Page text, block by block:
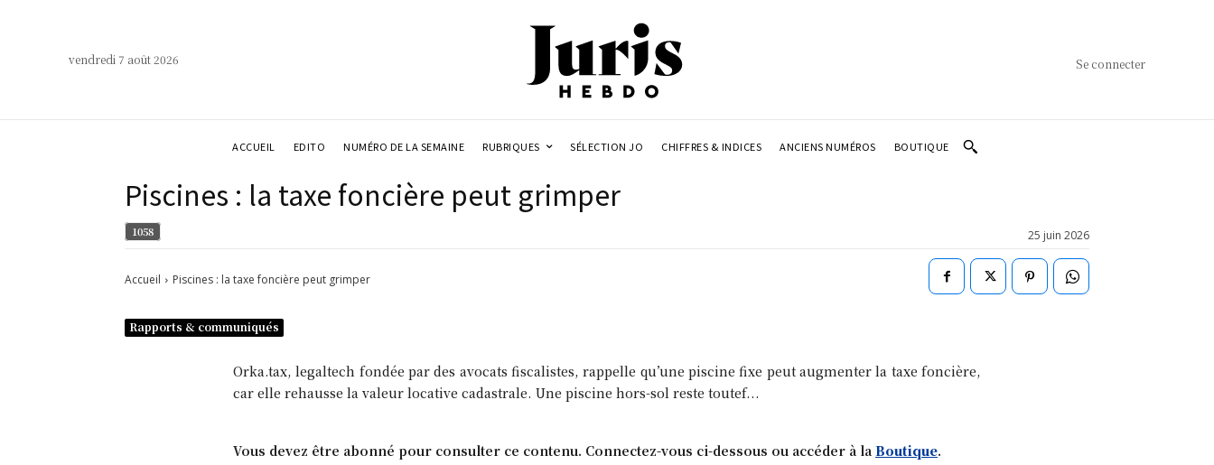
vendredi 7 août 2026 Se connecter
ACCUEIL EDITO NUMÉRO DE LA SEMAINE RUBRIQUES SÉLECTION JO CHIFFRES & INDICES ANCIENS NUMÉROS BOUTIQUE
Piscines : la taxe foncière peut grimper
1058 25 juin 2026
Accueil Piscines : la taxe foncière peut grimper
Rapports & communiqués
Orka.tax, legaltech fondée par des avocats fiscalistes, rappelle qu’une piscine fixe peut augmenter la taxe foncière,
car elle rehausse la valeur locative cadastrale. Une piscine hors-sol reste toutef...
Vous devez être abonné pour consulter ce contenu. Connectez-vous ci-dessous ou accéder à la Boutique.